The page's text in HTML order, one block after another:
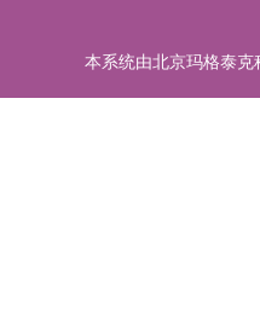
本系统由北京玛格泰